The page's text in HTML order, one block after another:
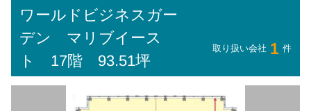
ワールドビジネスガー
デン マリブイース
ト 17階 93.51坪
取り扱い会社 1 件